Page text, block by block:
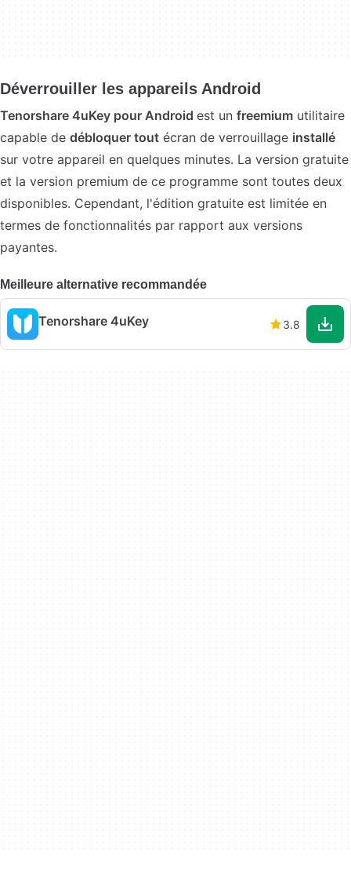
Déverrouiller les appareils Android
Tenorshare 4uKey pour Android est un freemium utilitaire
capable de débloquer tout écran de verrouillage installé
sur votre appareil en quelques minutes. La version gratuite
et la version premium de ce programme sont toutes deux
disponibles. Cependant, l'édition gratuite est limitée en
termes de fonctionnalités par rapport aux versions
payantes.
Meilleure alternative recommandée
Tenorshare 4uKey 3.8